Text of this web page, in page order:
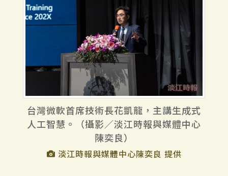
台灣微軟首席技術長花凱龍，主講生成式
人工智慧。（攝影／淡江時報與媒體中心
陳奕良）
淡江時報與媒體中心陳奕良 提供